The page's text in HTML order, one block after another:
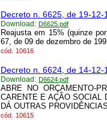
Decreto n. 6625, de 19-12-
Download: D6625.pdf
Reajusta em 15% (quinze
67, de 09 de dezembro de
cód. 10616
Decreto n. 6624, de 14-12-
Download: D6624.pdf
ABRE NO ORÇAMENTO-
CARENTE E AÇÃO SOCIAL
DÁ OUTRAS
cód. 10615